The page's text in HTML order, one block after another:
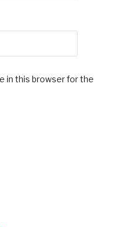
in this browser for the